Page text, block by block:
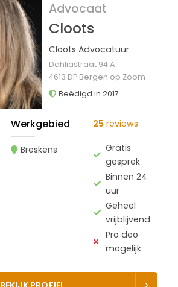
Advocaat
Cloots
Cloots Advocatuur
Dahliastraat 94 A
4613 DP Bergen op Zoom
Beëdigd in 2017
Werkgebied
Breskens
25 reviews
Gratis
gesprek
Binnen 24
uur
Geheel
vrijblijvend
Pro deo
mogelijk